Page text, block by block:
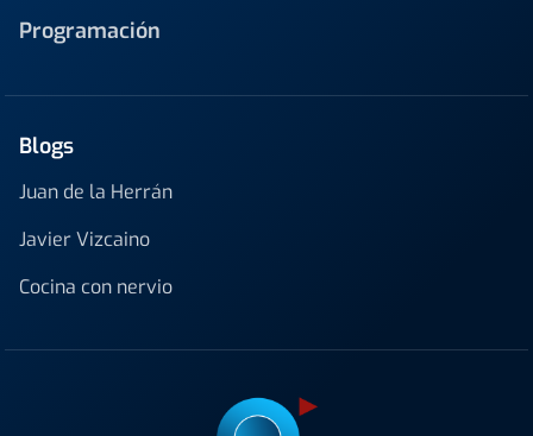
Programación
Blogs
Juan de la Herrán
Javier Vizcaino
Cocina con nervio